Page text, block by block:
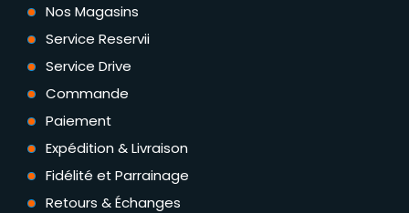
Nos Magasins
Service Reservii
Service Drive
Commande
Paiement
Expédition & Livraison
Fidélité et Parrainage
Retours & Échanges